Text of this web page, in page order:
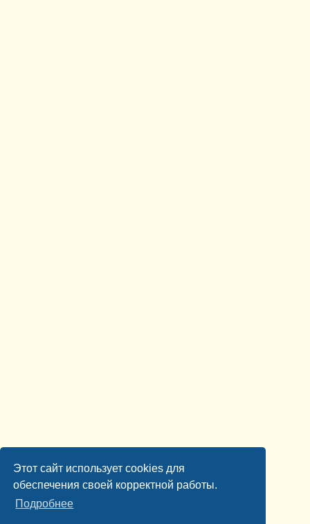
Этот сайт использует cookies для
обеспечения своей корректной работы.
Подробнее